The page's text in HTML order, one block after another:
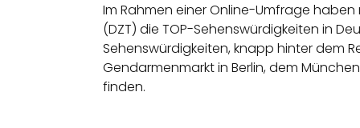
Im Rahmen einer Online-Umfrage
(DZT) die TOP-Sehenswürdigkeiten in
Sehenswürdigkeiten, knapp hinter dem
Gendarmenmarkt in Berlin, dem
finden.